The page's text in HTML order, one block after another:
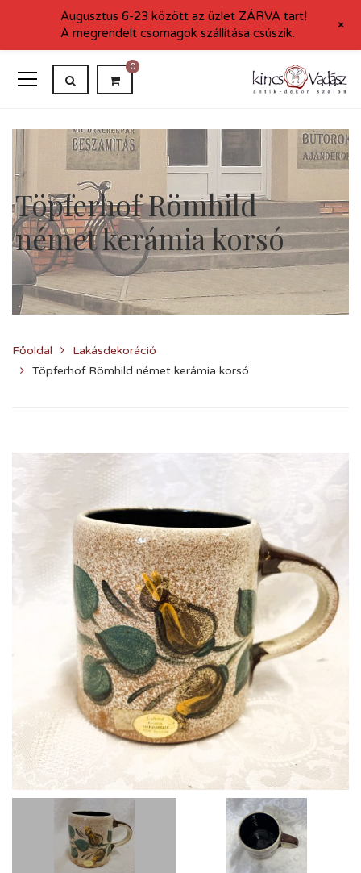
0
Töpferhof Römhild
német kerámia korsó
Főoldal
Lakásdekoráció
Töpferhof Römhild német kerámia korsó
Augusztus 6-23 között az üzlet ZÁRVA tart!
A megrendelt csomagok szállítása csúszik.
+